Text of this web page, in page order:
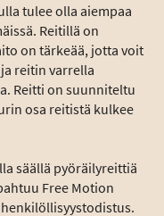
tulee olla aiempaa
Reitillä on
on tärkeää, jotta voit
reitin varrella
Reitti on suunniteltu
osa reitistä kulkee
säällä pyöräilyreittiä
Free Motion